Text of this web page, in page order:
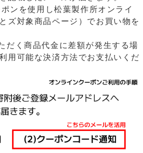
ンを使用し松葉製作所オンライ
ズ対象商品ページ）でお買い物を
だく商品代金に差額が発生する場
用可能な決済方法でお支払いくだ